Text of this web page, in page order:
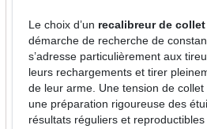
Le choix d’un recalibreur de collet
démarche de recherche de
s’adresse particulièrement aux
leurs rechargements et tirer
de leur arme. Une tension de
une préparation rigoureuse des
résultats réguliers et reproductibles